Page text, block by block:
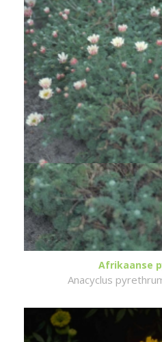
Afrikaanse
Anacyclus